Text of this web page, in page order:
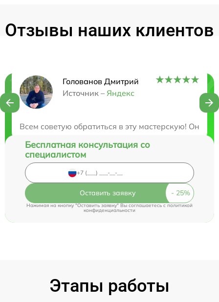
Отзывы наших клиентов
Голованов Дмитрий
Источник – Яндекс
Всем советую обратиться в эту мастерскую! Они
Нужна консультация?
Бесплатная консультация со
специалистом
Оставить заявку
Нажимая на кнопку "Оставить заявку" Вы соглашаетесь cполитикой
конфиденциальности
Этапы работы